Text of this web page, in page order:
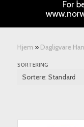
For
Hjem » Dagligvare
SORTERING